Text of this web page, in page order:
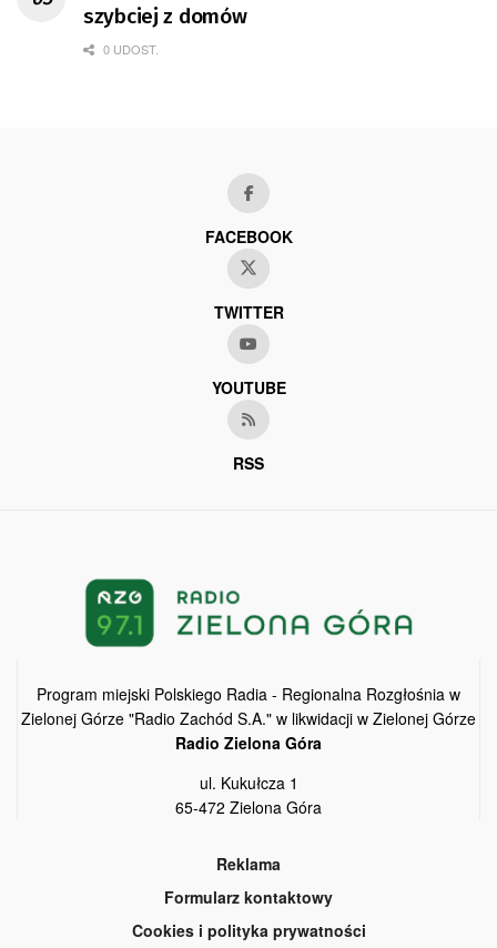
szybciej z domów
0 UDOST.
FACEBOOK
TWITTER
YOUTUBE
RSS
Program miejski Polskiego Radia - Regionalna Rozgłośnia w
Zielonej Górze "Radio Zachód S.A." w likwidacji w Zielonej Górze
Radio Zielona Góra
ul. Kukułcza 1
65-472 Zielona Góra
Reklama
Formularz kontaktowy
Cookies i polityka prywatności